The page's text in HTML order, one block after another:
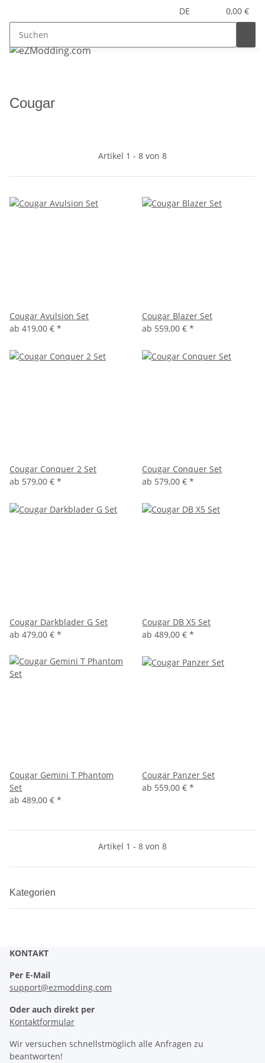
DE 0,00 €
Cougar
Artikel 1 - 8 von 8
Cougar Avulsion Set
ab 419,00 € *
Cougar Blazer Set
ab 559,00 € *
Cougar Conquer 2 Set
ab 579,00 € *
Cougar Conquer Set
ab 579,00 € *
Cougar Darkblader G Set
ab 479,00 € *
Cougar DB X5 Set
ab 489,00 € *
Cougar Gemini T Phantom
Set
ab 489,00 € *
Cougar Panzer Set
ab 559,00 € *
Artikel 1 - 8 von 8
Kategorien
KONTAKT
Per E-Mail
support@ezmodding.com
Oder auch direkt per
Kontaktformular
Wir versuchen schnellstmöglich alle Anfragen zu
beantworten!